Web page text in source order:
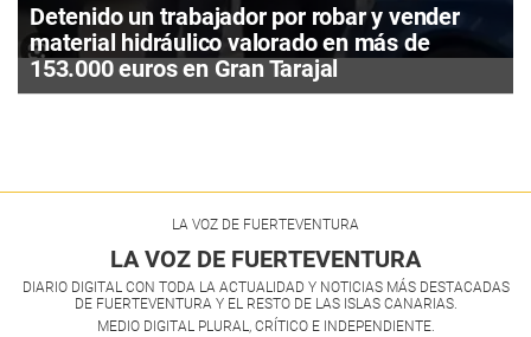
Detenido un trabajador por robar y vender
material hidráulico valorado en más de
153.000 euros en Gran Tarajal
LA VOZ DE FUERTEVENTURA
LA VOZ DE FUERTEVENTURA
DIARIO DIGITAL CON TODA LA ACTUALIDAD Y NOTICIAS MÁS DESTACADAS
DE FUERTEVENTURA Y EL RESTO DE LAS ISLAS CANARIAS.
MEDIO DIGITAL PLURAL, CRÍTICO E INDEPENDIENTE.